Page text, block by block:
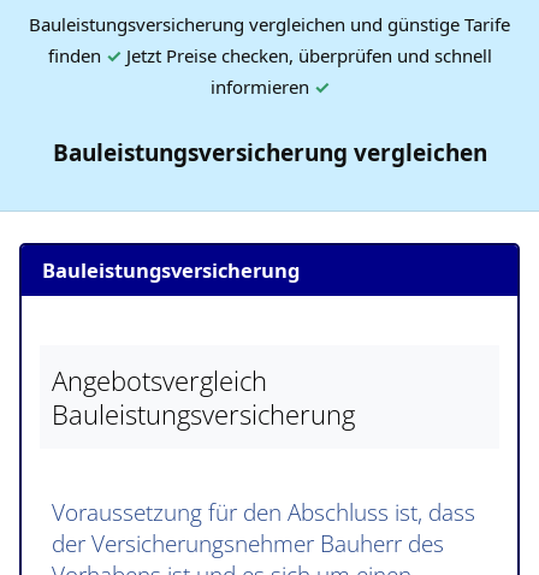
Bauleistungsversicherung vergleichen und günstige Tarife
finden ✓ Jetzt Preise checken, überprüfen und schnell
informieren ✓
Bauleistungsversicherung vergleichen
Bauleistungsversicherung